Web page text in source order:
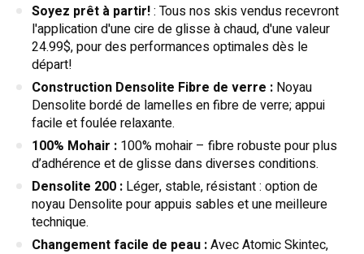
Soyez prêt à partir!: Tous nos skis vendus recevront
l'application d'une cire de glisse à chaud, d'une valeur
24.99$, pour des performances optimales dès le
départ!
Construction Densolite Fibre de verre : Noyau
Densolite bordé de lamelles en fibre de verre; appui
facile et foulée relaxante.
100% Mohair : 100% mohair – fibre robuste pour plus
d’adhérence et de glisse dans diverses conditions.
Densolite 200 : Léger, stable, résistant : option de
noyau Densolite pour appuis sables et une meilleure
technique.
Changement facile de peau :Avec Atomic Skintec,